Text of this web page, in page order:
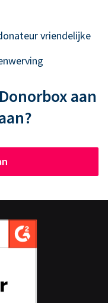
vriendelijke
aan